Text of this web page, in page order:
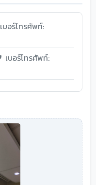
เบอร์โทรศัพท์:
เบอร์โทรศัพท์: